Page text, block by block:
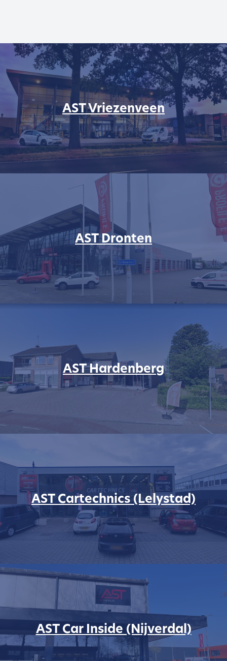
AST Vriezenveen
AST Dronten
AST Hardenberg
AST Cartechnics (Lelystad)
AST Car Inside (Nijverdal)